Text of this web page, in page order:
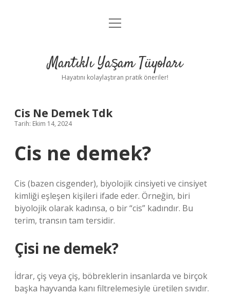
Anasayfa
Yasal Uyarı
menüyü
Mantıklı Yaşam Tüyoları
Hayatını kolaylaştıran pratik öneriler!
Cis Ne Demek Tdk
Tarih: Ekim 14, 2024
Cis ne demek?
Cis (bazen cisgender), biyolojik cinsiyeti ve cinsiyet
kimliği eşleşen kişileri ifade eder. Örneğin, biri
biyolojik olarak kadınsa, o bir “cis” kadındır. Bu
terim, transın tam tersidir.
Çisi ne demek?
İdrar, çiş veya çiş, böbreklerin insanlarda ve birçok
başka hayvanda kanı filtrelemesiyle üretilen sıvıdır.